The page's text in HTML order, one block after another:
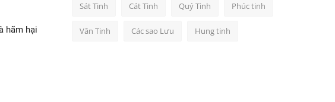
hãm hại
Sát Tinh Cát Tinh Quý Tinh Phúc tinh
Văn Tinh Các sao Lưu Hung tinh